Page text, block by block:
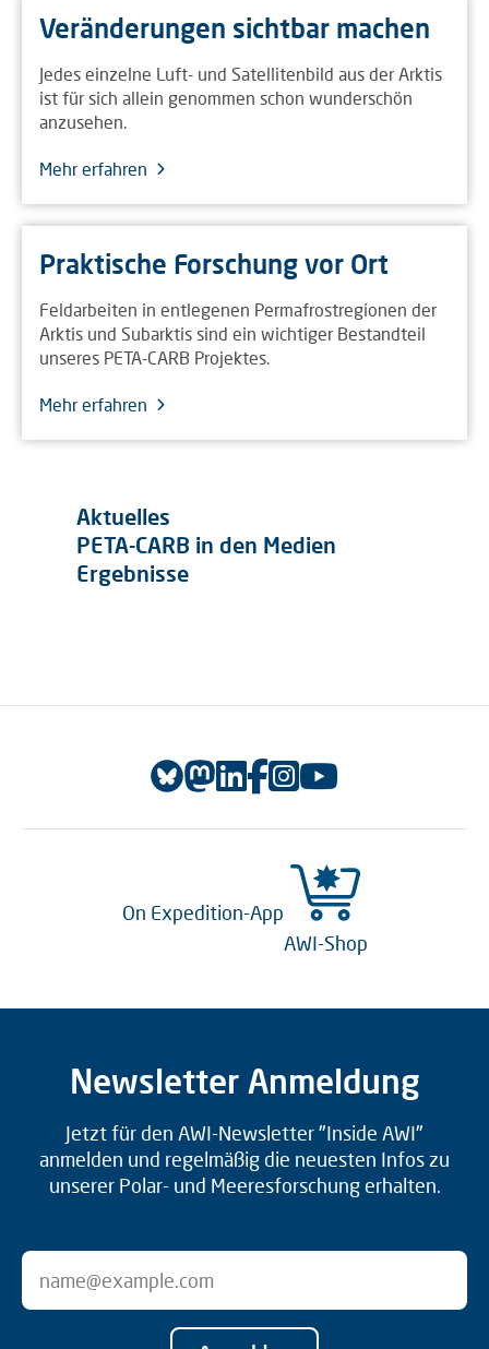
Veränderungen sichtbar machen
Jedes einzelne Luft- und Satellitenbild aus der Arktis
ist für sich allein genommen schon wunderschön
anzusehen.
Mehr erfahren
Praktische Forschung vor Ort
Feldarbeiten in entlegenen Permafrostregionen der
Arktis und Subarktis sind ein wichtiger Bestandteil
unseres PETA-CARB Projektes.
Mehr erfahren
Aktuelles
PETA-CARB in den Medien
Ergebnisse
On Expedition-App
AWI-Shop
Newsletter Anmeldung
Jetzt für den AWI-Newsletter "Inside AWI"
anmelden und regelmäßig die neuesten Infos zu
unserer Polar- und Meeresforschung erhalten.